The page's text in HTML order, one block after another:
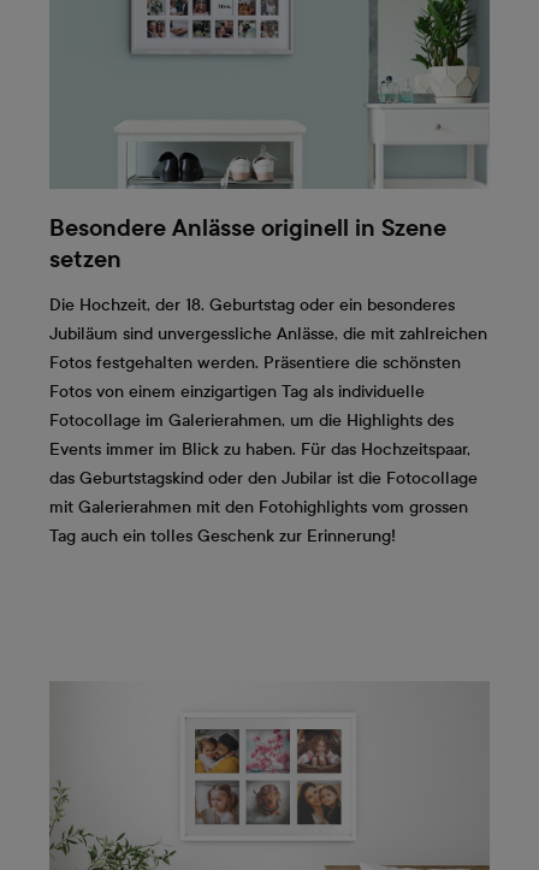
Besondere Anlässe originell in Szene
setzen
Die Hochzeit, der 18. Geburtstag oder ein besonderes
Jubiläum sind unvergessliche Anlässe, die mit zahlreichen
Fotos festgehalten werden. Präsentiere die schönsten
Fotos von einem einzigartigen Tag als individuelle
Fotocollage im Galerierahmen, um die Highlights des
Events immer im Blick zu haben. Für das Hochzeitspaar,
das Geburtstagskind oder den Jubilar ist die Fotocollage
mit Galerierahmen mit den Fotohighlights vom grossen
Tag auch ein tolles Geschenk zur Erinnerung!